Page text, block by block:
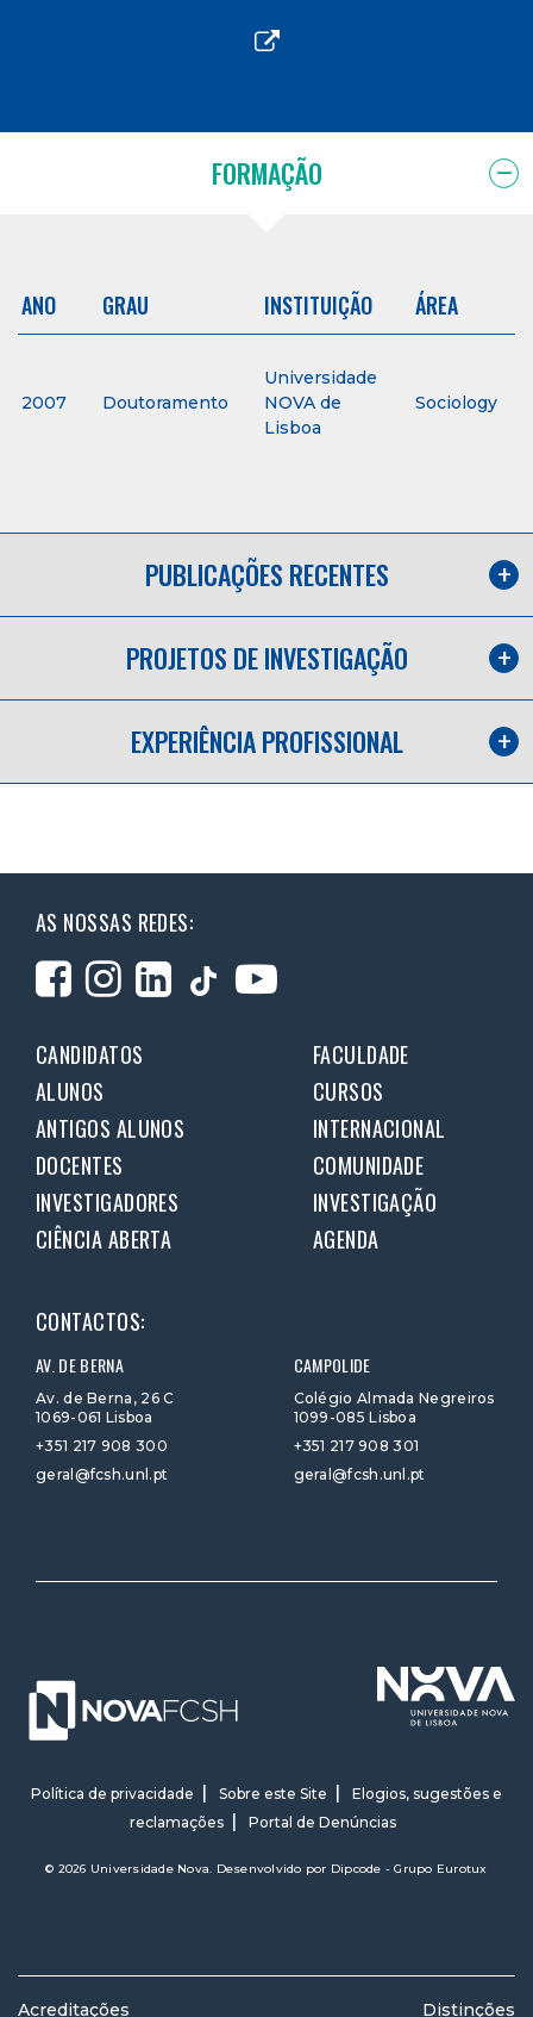
FORMAÇÃO
ANO GRAU INSTITUIÇÃO ÁREA
2007 Doutoramento
Universidade
NOVA de
Lisboa
Sociology
PUBLICAÇÕES RECENTES
PROJETOS DE INVESTIGAÇÃO
EXPERIÊNCIA PROFISSIONAL
AS NOSSAS REDES:
CANDIDATOS
FACULDADE
ALUNOS
CURSOS
ANTIGOS ALUNOS
INTERNACIONAL
DOCENTES
COMUNIDADE
INVESTIGADORES
INVESTIGAÇÃO
CIÊNCIA ABERTA
AGENDA
CONTACTOS:
AV. DE BERNA
Av. de Berna, 26 C
1069-061 Lisboa
+351 217 908 300
geral@fcsh.unl.pt
CAMPOLIDE
Colégio Almada Negreiros
1099-085 Lisboa
+351 217 908 301
geral@fcsh.unl.pt
Política de privacidade Sobre este Site
Elogios, sugestões e
reclamações
Portal de Denúncias
© 2026 Universidade Nova. Desenvolvido por Dipcode - Grupo Eurotux
Acreditações Distinções